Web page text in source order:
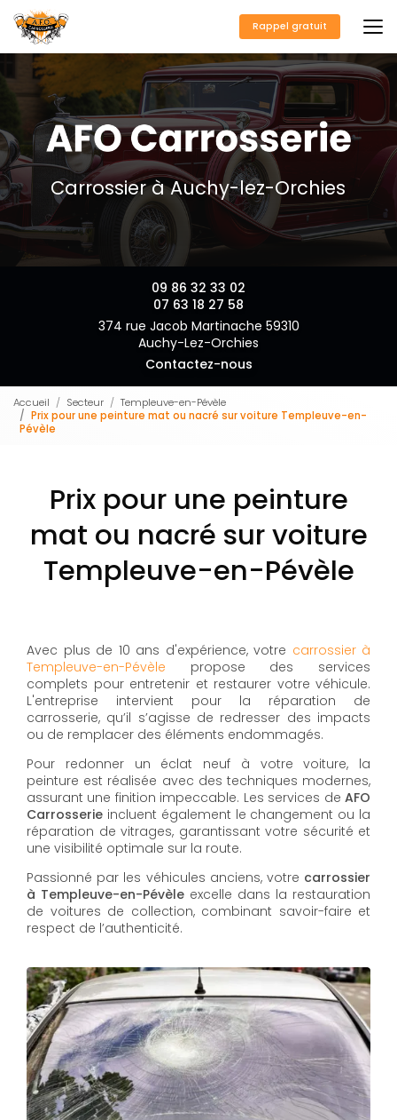
au
contenu
principal
Rappel gratuit
Carrossier à Auchy-lez-Orchies
09 86 32 33 02
07 63 18 27 58
374 rue Jacob Martinache 59310
Auchy-Lez-Orchies
Contactez-nous
Accueil Secteur
Templeuve-en-Pévèle
Prix pour une peinture mat ou nacré sur voiture Templeuve-en-
Pévèle
Prix pour une peinture
mat ou nacré sur voiture
Templeuve-en-Pévèle
Avec plus de 10 ans d'expérience, votre carrossier à
Templeuve-en-Pévèle propose des services
complets pour entretenir et restaurer votre véhicule.
L'entreprise intervient pour la réparation de
carrosserie, qu’il s’agisse de redresser des impacts
ou de remplacer des éléments endommagés.
Pour redonner un éclat neuf à votre voiture, la
peinture est réalisée avec des techniques modernes,
assurant une finition impeccable. Les services de AFO
Carrosserie incluent également le changement ou la
réparation de vitrages, garantissant votre sécurité et
une visibilité optimale sur la route.
Passionné par les véhicules anciens, votre carrossier
à Templeuve-en-Pévèle excelle dans la restauration
de voitures de collection, combinant savoir-faire et
respect de l’authenticité.